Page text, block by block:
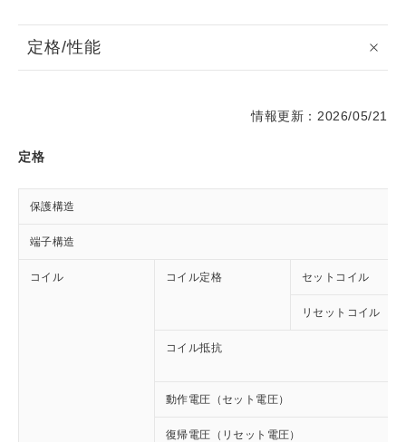
定格/性能
情報更新：2026/05/21
定格
保護構造
端子構造
コイル コイル定格 セットコイル
リセットコイル
コイル抵抗
動作電圧（セット電圧）
復帰電圧（リセット電圧）